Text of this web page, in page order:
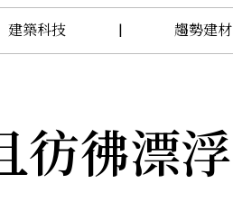
建築科技 | 趨勢建材
彷彿漂浮